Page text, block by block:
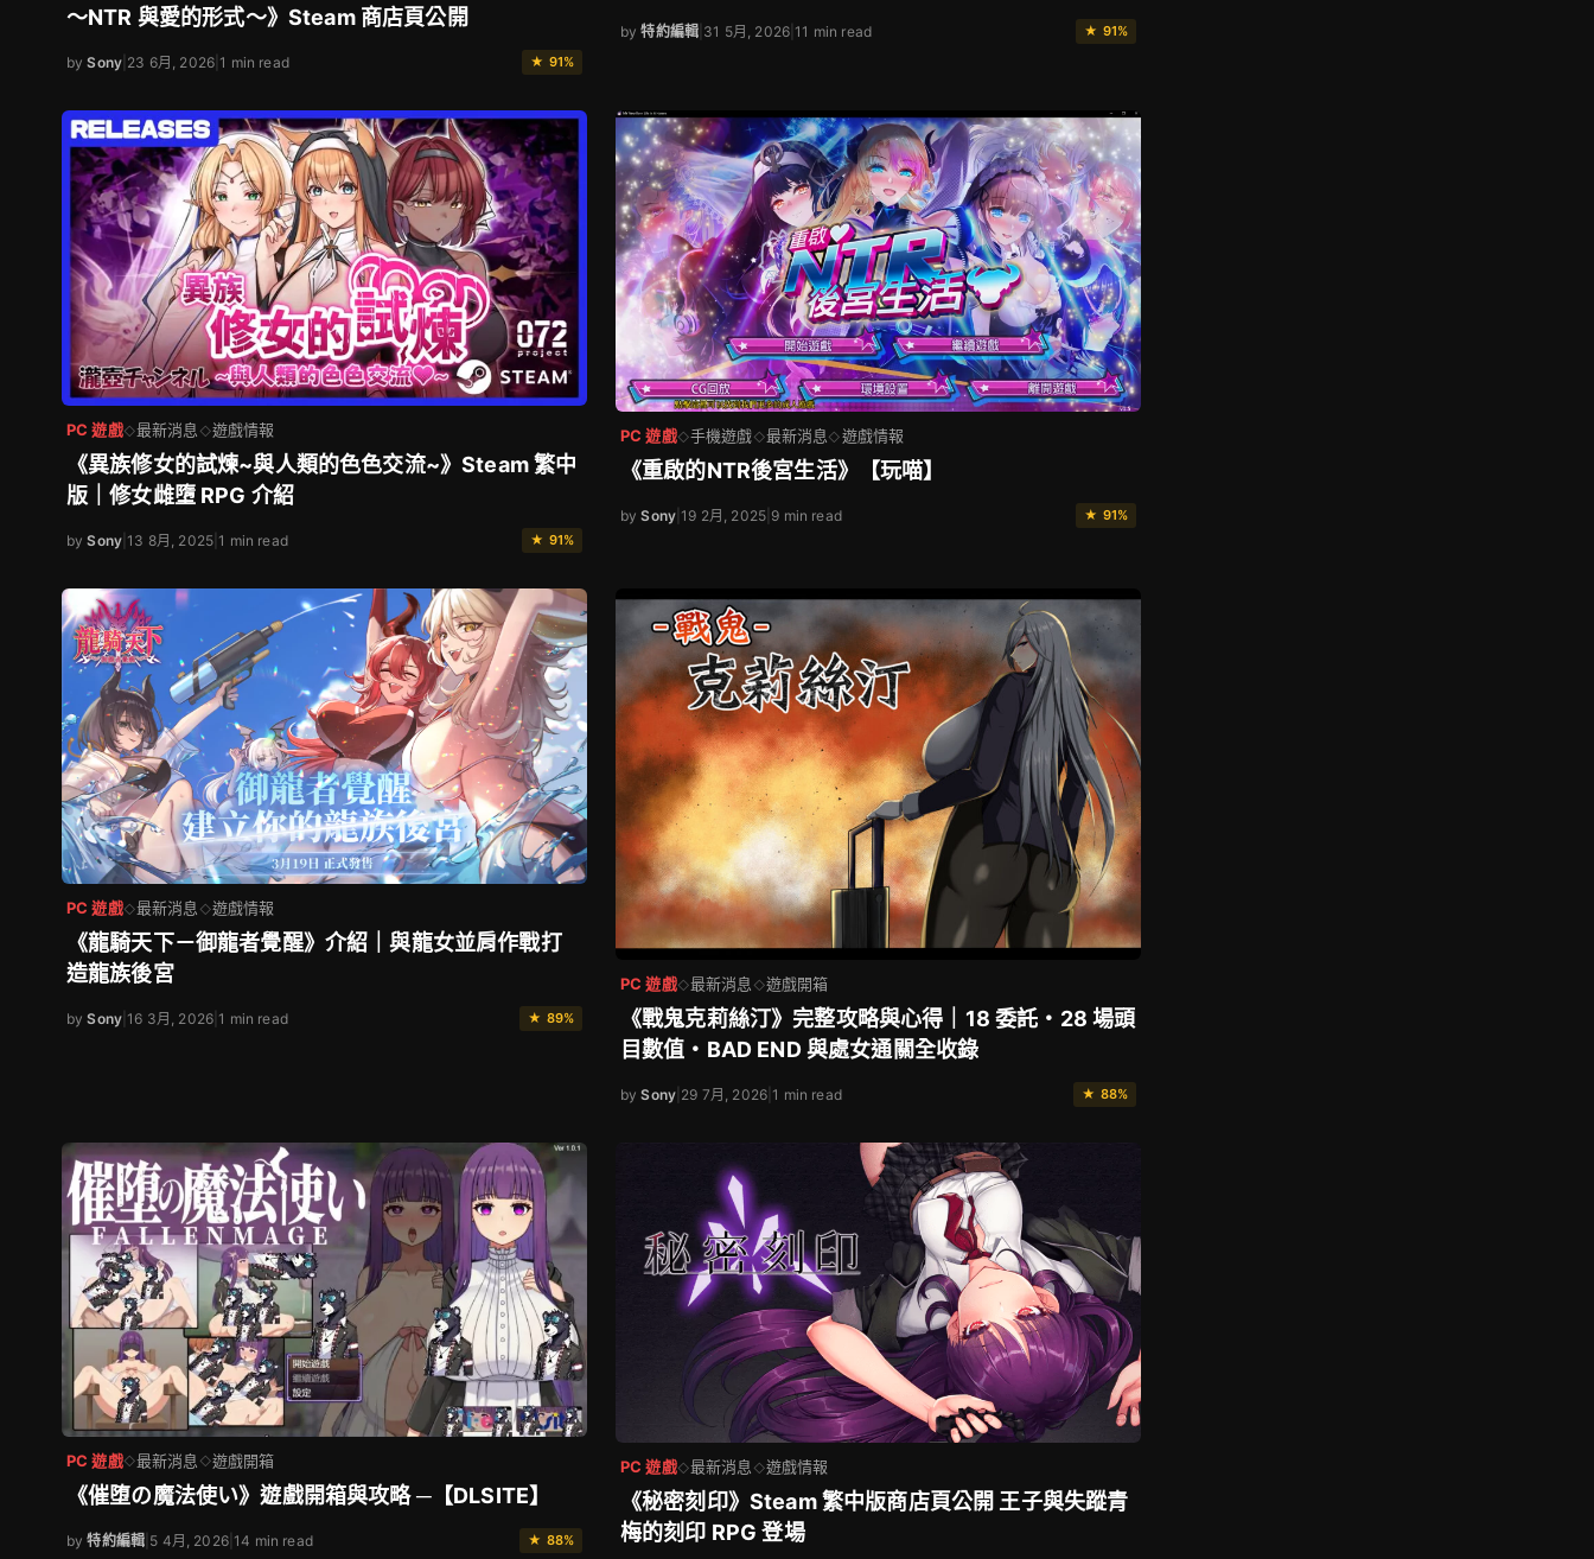
～NTR 與愛的形式～》Steam 商店頁公開
bySony 23 6月, 2026 |1 min read ★ 91%
by特約編輯 31 5月, 2026 |11 min read ★ 91%
PC 遊戲◇最新消息 ◇遊戲情報
《異族修女的試煉~與人類的色色交流~》Steam 繁中
版｜修女雌墮 RPG 介紹
bySony |13 8月, 2025 |1 min read ★ 91%
PC 遊戲◇手機遊戲◇最新消息◇遊戲情報
《重啟的NTR後宮生活》【玩喵】
bySony |19 2月, 2025 9 min read ★ 91%
PC 遊戲◇最新消息 ◇遊戲情報
《龍騎天下－御龍者覺醒》介紹｜與龍女並肩作戰打
造龍族後宮
bySony |16 3月, 2026 |1 min read ★ 89%
PC 遊戲◇最新消息 ◇遊戲開箱
《戰鬼克莉絲汀》完整攻略與心得｜18 委託・28 場頭
目數值・BAD END 與處女通關全收錄
bySony 29 7月, 2026 |1 min read ★ 88%
PC 遊戲◇最新消息 ◇遊戲開箱
《催堕の魔法使い》遊戲開箱與攻略 ─【DLSITE】
by特約編輯 5 4月, 2026|14 min read ★ 88%
PC 遊戲◇最新消息 ◇遊戲情報
《秘密刻印》Steam 繁中版商店頁公開 王子與失蹤青
梅的刻印 RPG 登場